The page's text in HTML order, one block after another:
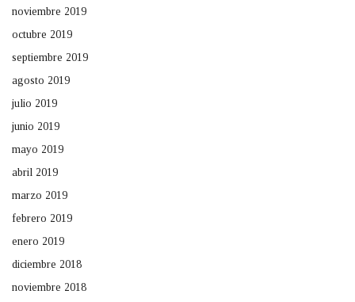
noviembre 2019
octubre 2019
septiembre 2019
agosto 2019
julio 2019
junio 2019
mayo 2019
abril 2019
marzo 2019
febrero 2019
enero 2019
diciembre 2018
noviembre 2018